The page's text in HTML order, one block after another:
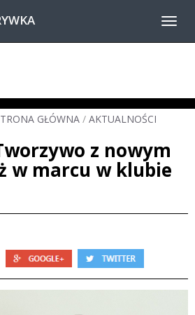
to read session data: user (path: ) in
GŁÓWNA / AKTUALNOŚCI
z nowym
w marcu w klubie